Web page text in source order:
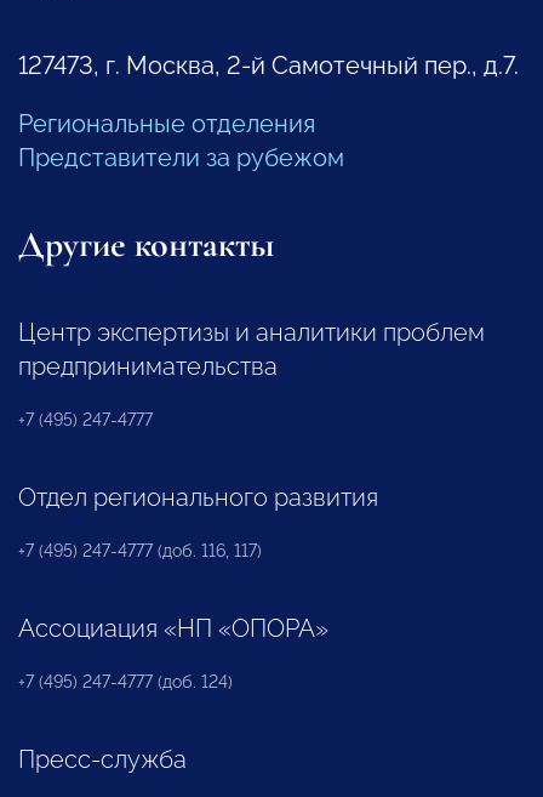
127473, г. Москва, 2-й Самотечный пер., д.7.
Региональные отделения
Представители за рубежом
Другие контакты
Центр экспертизы и аналитики проблем
предпринимательства
+7 (495) 247-4777
Отдел регионального развития
+7 (495) 247-4777 (доб. 116, 117)
Ассоциация «НП «ОПОРА»
+7 (495) 247-4777 (доб. 124)
Пресс-служба